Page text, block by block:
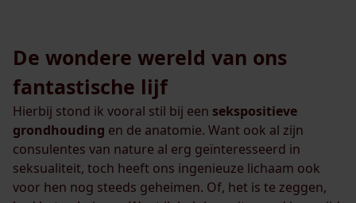
De wondere wereld van ons
fantastische lijf
Hierbij stond ik vooral stil bij een sekspositieve
grondhouding en de anatomie. Want ook al zijn
consulentes van nature al erg geïnteresseerd in
seksualiteit, toch heeft ons ingenieuze lichaam ook
voor hen nog steeds geheimen. Of, het is te zeggen,